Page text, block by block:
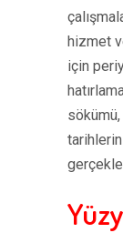
hizmet
için
sökümü,